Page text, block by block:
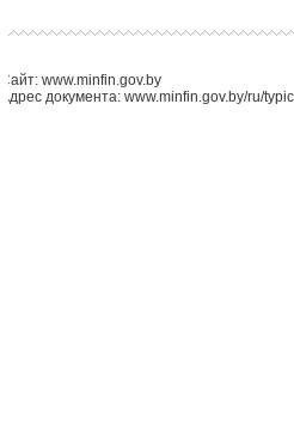
Сайт: www.minfin.gov.by
Адрес документа: www.minfin.gov.by/ru/